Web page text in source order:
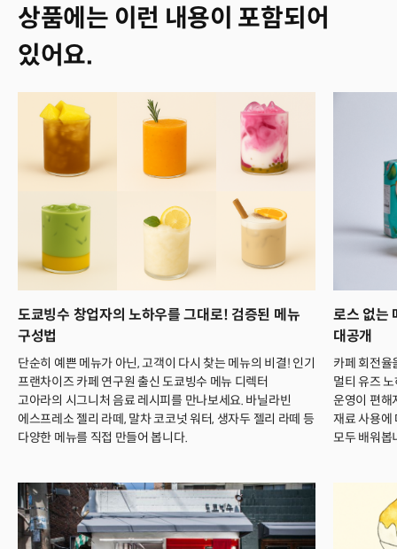
상품에는 이런 내용이 포함되어
있어요.
도쿄빙수 창업자의 노하우를 그대로! 검증된 메뉴
구성법
단순히 예쁜 메뉴가 아닌, 고객이 다시 찾는 메뉴의 비결! 인기
프랜차이즈 카페 연구원 출신 도쿄빙수 메뉴 디렉터
고아라의 시그니처 음료 레시피를 만나보세요. 바닐라빈
에스프레소 젤리 라떼, 말차 코코넛 워터, 생자두 젤리 라떼 등
다양한 메뉴를 직접 만들어 봅니다.
로스 없는
대공개
카페 회전율
멀티 유즈
운영이 편해
재료 사용에
모두 배워봅